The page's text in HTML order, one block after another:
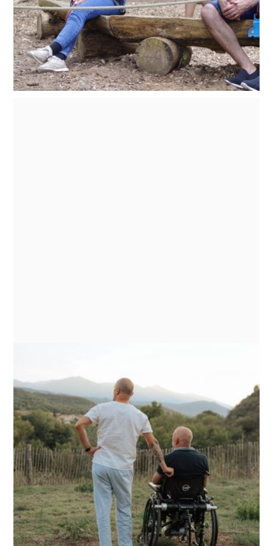
L'antenne Auvergne-Rhône-Alpes initie un
partenariat avec l'association Eris qui facilite
l'intégration des réfugiés et des demandeurs
d'asile.
Un programme
d’accompagnement pour les
proches devenus aidants
Convaincus de l’importance de la
reconstruction des proches devenus aidants,
Comme les Autres leur propose un programme
dédié.